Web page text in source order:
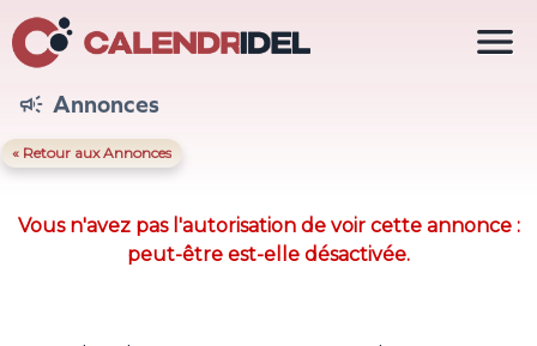
 Annonces
« Retour aux Annonces
Vous n'avez pas l'autorisation de voir cette annonce :
peut-être est-elle désactivée.
